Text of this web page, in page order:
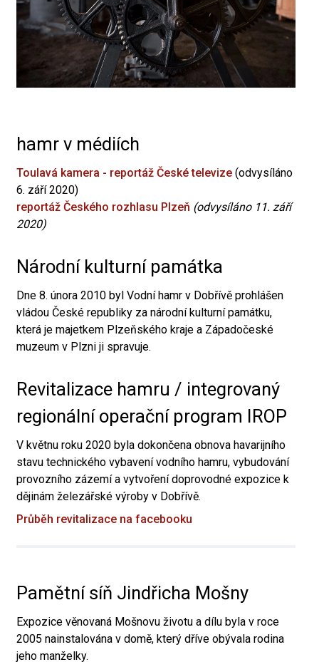
hamr v médiích
Toulavá kamera - reportáž České televize (odvysíláno
6. září 2020)
reportáž Českého rozhlasu Plzeň (odvysíláno 11. září
2020)
Národní kulturní památka
Dne 8. února 2010 byl Vodní hamr v Dobřívě prohlášen
vládou České republiky za národní kulturní památku,
která je majetkem Plzeňského kraje a Západočeské
muzeum v Plzni ji spravuje.
Revitalizace hamru / integrovaný
regionální operační program IROP
V květnu roku 2020 byla dokončena obnova havarijního
stavu technického vybavení vodního hamru, vybudování
provozního zázemí a vytvoření doprovodné expozice k
dějinám železářské výroby v Dobřívě.
Průběh revitalizace na facebooku
Pamětní síň Jindřicha Mošny
Expozice věnovaná Mošnovu životu a dílu byla v roce
2005 nainstalována v domě, který dříve obývala rodina
jeho manželky.